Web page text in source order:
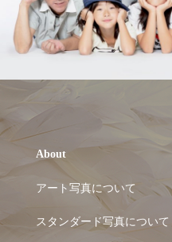
About
アート写真について
スタンダード写真について